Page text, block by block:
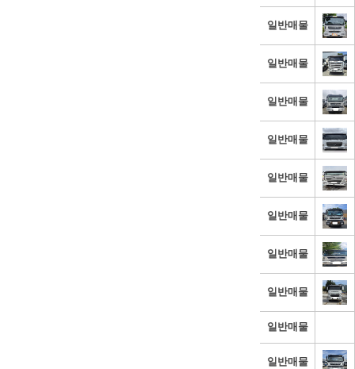
일반매물
일반매물
일반매물
일반매물
일반매물
일반매물
일반매물
일반매물
일반매물
일반매물